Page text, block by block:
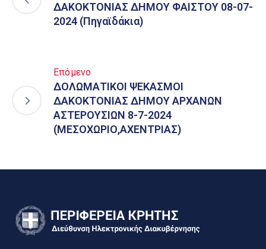
ΔΑΚΟΚΤΟΝΙΑΣ ΔΗΜΟΥ ΦΑΙΣΤΟΥ 08-07-
2024 (Πηγαϊδάκια)
Επόμενο
ΔΟΛΩΜΑΤΙΚΟΙ ΨΕΚΑΣΜΟΙ
ΔΑΚΟΚΤΟΝΙΑΣ ΔΗΜΟΥ ΑΡΧΑΝΩΝ
ΑΣΤΕΡΟΥΣΙΩΝ 8-7-2024
(ΜΕΣΟΧΩΡΙΟ,ΑΧΕΝΤΡΙΑΣ)